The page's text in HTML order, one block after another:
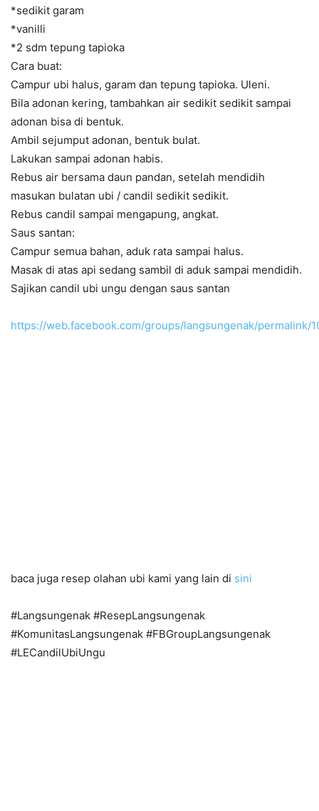
*sedikit garam
*vanilli
*2 sdm tepung tapioka
Cara buat:
Campur ubi halus, garam dan tepung tapioka. Uleni.
Bila adonan kering, tambahkan air sedikit sedikit sampai
adonan bisa di bentuk.
Ambil sejumput adonan, bentuk bulat.
Lakukan sampai adonan habis.
Rebus air bersama daun pandan, setelah mendidih
masukan bulatan ubi / candil sedikit sedikit.
Rebus candil sampai mengapung, angkat.
Saus santan:
Campur semua bahan, aduk rata sampai halus.
Masak di atas api sedang sambil di aduk sampai mendidih.
Sajikan candil ubi ungu dengan saus santan
https://web.facebook.com/groups/langsungenak/permalink/
baca juga resep olahan ubi kami yang lain di sini
#Langsungenak #ResepLangsungenak
#KomunitasLangsungenak #FBGroupLangsungenak
#LECandilUbiUngu